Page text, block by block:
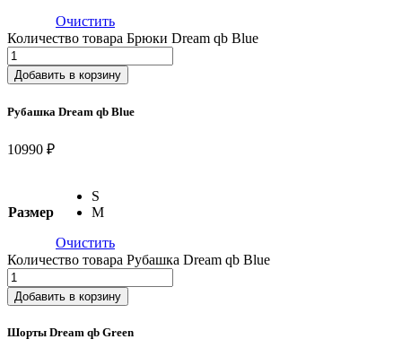
Очистить
Количество товара Брюки Dream qb Blue
Добавить в корзину
Рубашка Dream qb Blue
10990 ₽
Размер
S
M
Очистить
Количество товара Рубашка Dream qb Blue
Добавить в корзину
Шорты Dream qb Green